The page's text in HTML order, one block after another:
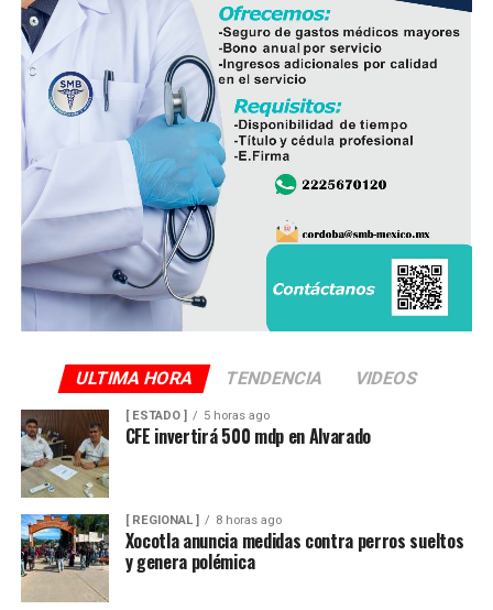
ULTIMA HORA TENDENCIA VIDEOS
[ ESTADO ] 5 horas ago
CFE invertirá 500 mdp en Alvarado
[ REGIONAL ] 8 horas ago
Xocotla anuncia medidas contra perros sueltos
y genera polémica